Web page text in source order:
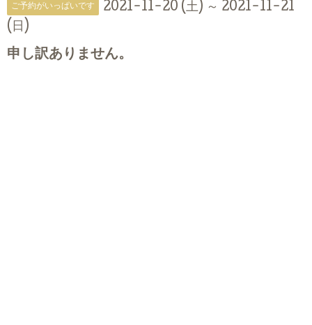
ご予約がいっぱいです
2021-11-20 (土) ～ 2021-11-21
(日)
申し訳ありません。